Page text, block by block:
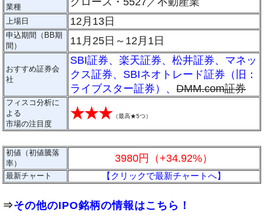
業種
上場日 12月13日
申込期間（BB期
間）
11月25日～12月1日
おすすめ証券会
社
SBI証券、楽天証券、松井証券、 マネッ
クス証券、 SBIネオトレード証券（旧：
ライブスター証券） 、DMM.com証券
フィスコ分析に
よる
市場の注目度
★★★ （最高★5つ）
初値（初値騰落
率）
3980円（+34.92%）
最新チャート 【クリックで最新チャートへ】
⇒その他のIPO銘柄の情報はこちら！